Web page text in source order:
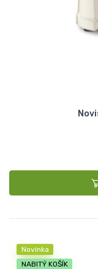
Novinka
NABITÝ KOŠÍK